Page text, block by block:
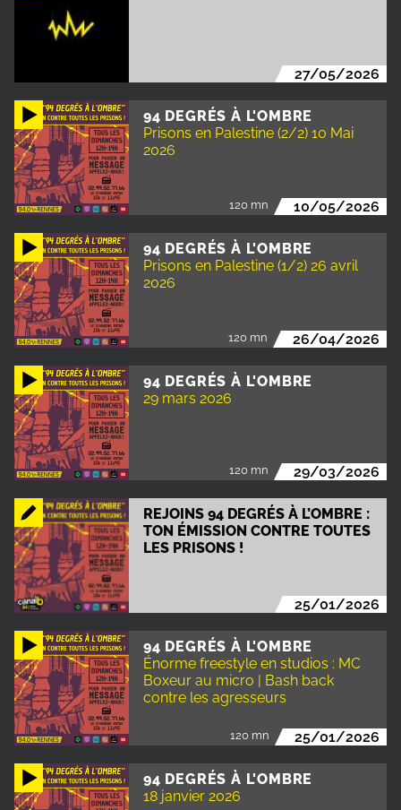
27/05/2026
94 DEGRÉS À L'OMBRE
Prisons en Palestine (2/2) 10 Mai
2026
120 mn 10/05/2026
94 DEGRÉS À L'OMBRE
Prisons en Palestine (1/2) 26 avril
2026
120 mn 26/04/2026
94 DEGRÉS À L'OMBRE
29 mars 2026
120 mn 29/03/2026
REJOINS 94 DEGRÉS À L’OMBRE :
TON ÉMISSION CONTRE TOUTES
LES PRISONS !
25/01/2026
94 DEGRÉS À L'OMBRE
Énorme freestyle en studios : MC
Boxeur au micro | Bash back
contre les agresseurs
120 mn 25/01/2026
94 DEGRÉS À L'OMBRE
18 janvier 2026